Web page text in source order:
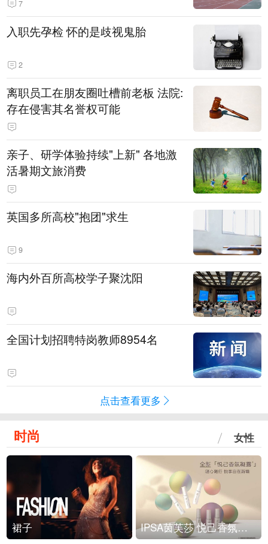
7
入职先孕检 怀的是歧视鬼胎
2
离职员工在朋友圈吐槽前老板 法院:
存在侵害其名誉权可能
亲子、研学体验持续"上新" 各地激
活暑期文旅消费
英国多所高校"抱团"求生
9
海内外百所高校学子聚沈阳
全国计划招聘特岗教师8954名
点击查看更多
时尚 女性
裙子 IPSA茵芙莎 悦己香氛凝露上市